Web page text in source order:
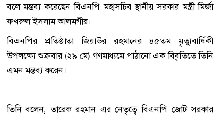
বলে মন্তব্য করেছেন বিএনপি মহাসচিব স্থানীয় সরকার মন্ত্রী মির্জা
ফখরুল ইসলাম আলমগীর।
বিএনপির প্রতিষ্ঠাতা জিয়াউর রহমানের ৪৫তম মৃত্যুবার্ষিকী
উপলক্ষ্যে শুক্রবার (২৯ মে) গণমাধ্যমে পাঠানো এক বিবৃতিতে তিনি
এমন মন্তব্য করেন।
তিনি বলেন, তারেক রহমান এর নেতৃত্বে বিএনপি জোট সরকার